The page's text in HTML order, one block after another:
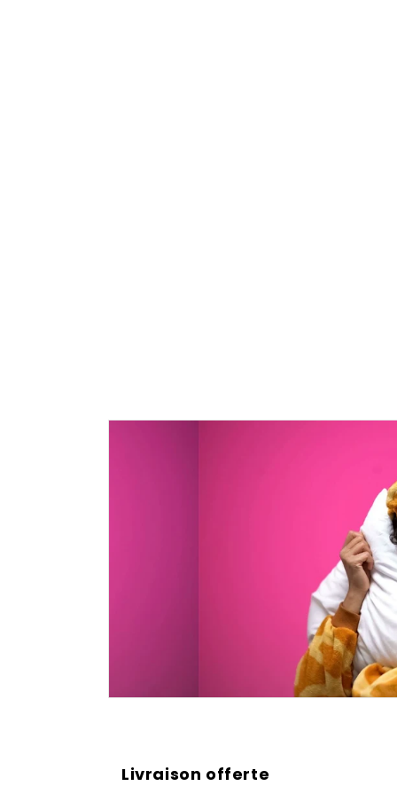
Livraison offerte